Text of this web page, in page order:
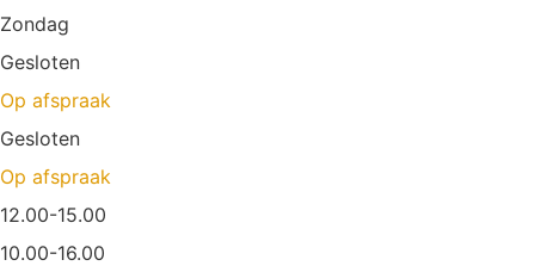
Zondag
Gesloten
Op afspraak
Gesloten
Op afspraak
12.00-15.00
10.00-16.00